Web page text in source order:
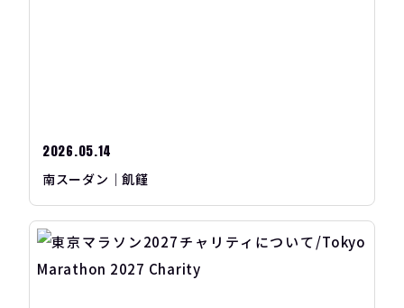
2026.05.14
南スーダン｜飢饉